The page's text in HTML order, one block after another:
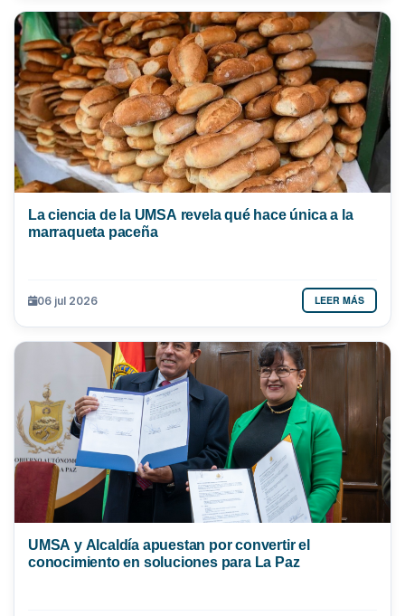
La ciencia de la UMSA revela qué hace única a la
marraqueta paceña
06 jul 2026 LEER MÁS
UMSA y Alcaldía apuestan por convertir el
conocimiento en soluciones para La Paz